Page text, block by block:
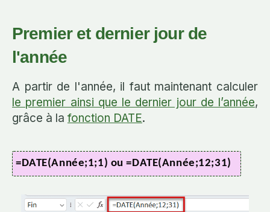
Premier et dernier jour de
l'année
A partir de l'année, il faut maintenant calculer
le premier ainsi que le dernier jour de l’année,
grâce à la fonction DATE.
=DATE(Année;1;1) ou =DATE(Année;12;31)